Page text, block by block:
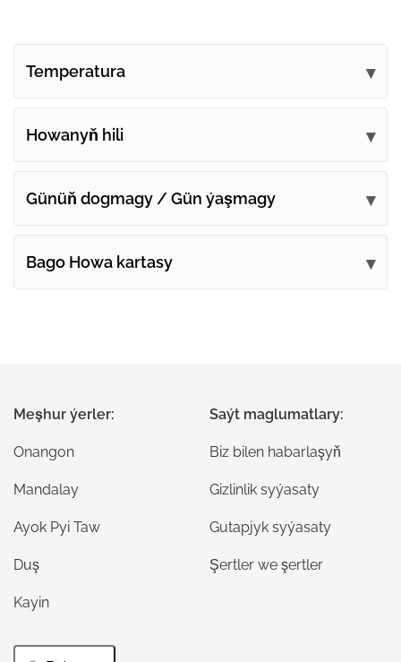
Temperatura
Howanyň hili
Günüň dogmagy / Gün ýaşmagy
Bago Howa kartasy
Meşhur ýerler:
Onangon
Mandalay
Ayok Pyi Taw
Duş
Kayin
Saýt maglumatlary:
Biz bilen habarlaşyň
Gizlinlik syýasaty
Gutapjyk syýasaty
Şertler we şertler